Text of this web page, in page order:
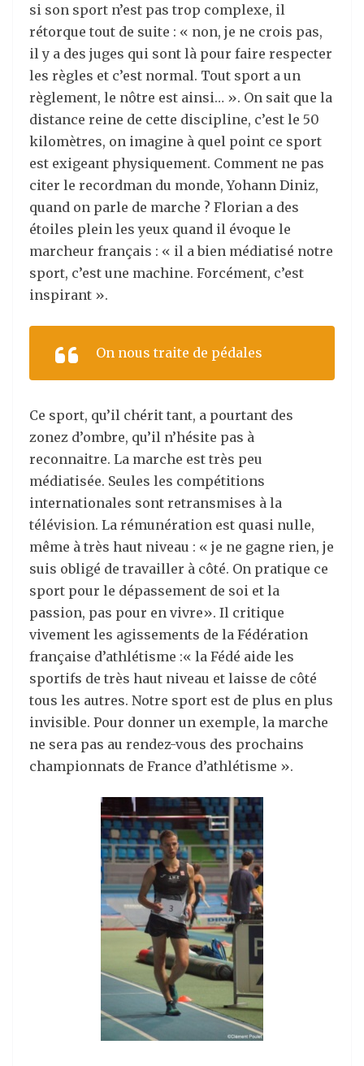
si son sport n’est pas trop complexe, il
rétorque tout de suite : « non, je ne crois pas,
il y a des juges qui sont là pour faire respecter
les règles et c’est normal. Tout sport a un
règlement, le nôtre est ainsi… ». On sait que la
distance reine de cette discipline, c’est le 50
kilomètres, on imagine à quel point ce sport
est exigeant physiquement. Comment ne pas
citer le recordman du monde, Yohann Diniz,
quand on parle de marche ? Florian a des
étoiles plein les yeux quand il évoque le
marcheur français : « il a bien médiatisé notre
sport, c’est une machine. Forcément, c’est
inspirant ».
On nous traite de pédales
Ce sport, qu’il chérit tant, a pourtant des
zonez d’ombre, qu’il n’hésite pas à
reconnaitre. La marche est très peu
médiatisée. Seules les compétitions
internationales sont retransmises à la
télévision. La rémunération est quasi nulle,
même à très haut niveau : « je ne gagne rien, je
suis obligé de travailler à côté. On pratique ce
sport pour le dépassement de soi et la
passion, pas pour en vivre». Il critique
vivement les agissements de la Fédération
française d’athlétisme :« la Fédé aide les
sportifs de très haut niveau et laisse de côté
tous les autres. Notre sport est de plus en plus
invisible. Pour donner un exemple, la marche
ne sera pas au rendez-vous des prochains
championnats de France d’athlétisme ».